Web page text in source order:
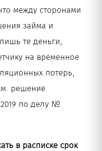
между сторонами
займа и
те деньги,
на временное
потерь,
решение
по делу №
в расписке срок